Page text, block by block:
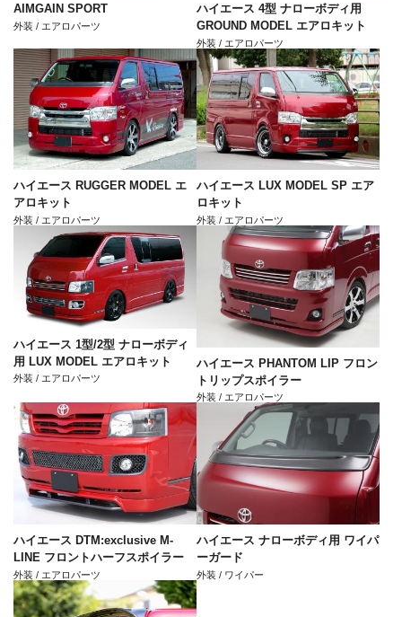
AIMGAIN SPORT
外装 / エアロパーツ
ハイエース 4型 ナローボディ用
GROUND MODEL エアロキット
外装 / エアロパーツ
ハイエース RUGGER MODEL エ
アロキット
外装 / エアロパーツ
ハイエース LUX MODEL SP エア
ロキット
外装 / エアロパーツ
ハイエース 1型/2型 ナローボディ
用 LUX MODEL エアロキット
外装 / エアロパーツ
ハイエース PHANTOM LIP フロン
トリップスポイラー
外装 / エアロパーツ
ハイエース DTM:exclusive M-
LINE フロントハーフスポイラー
外装 / エアロパーツ
ハイエース ナローボディ用 ワイパ
ーガード
外装 / ワイパー